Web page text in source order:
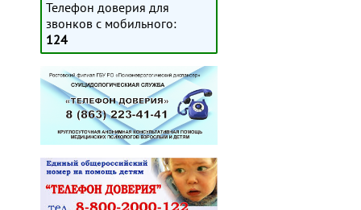
Телефон доверия для
звонков с мобильного:
124